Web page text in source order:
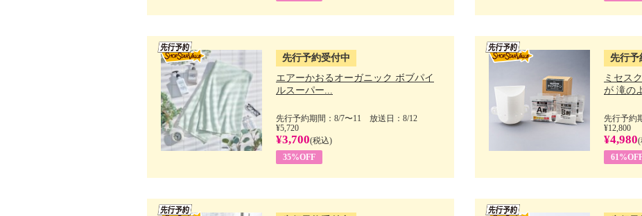
先行予約受付中
エアーかおるオーガニック ボブパイ
ルスーパー...
先行予約期間：8/7〜11 放送日：8/12
¥5,720
¥3,700(税込)
35%OFF
先行予
ミセス
が 滝の
先行予約
¥12,800
¥4,980(